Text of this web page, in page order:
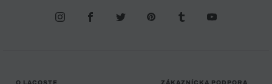
O LACOSTE ZÁKAZNÍCKA PODPORA